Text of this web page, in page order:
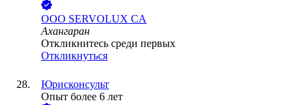
ООО SERVOLUX CA
Ахангаран
Откликнитесь среди первых
Откликнуться
Юрисконсульт
Опыт более 6 лет